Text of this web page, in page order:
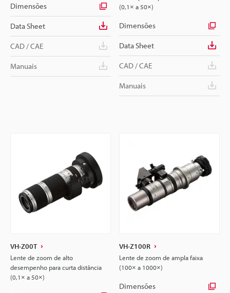
Dimensões
Data Sheet
CAD / CAE
Manuais
(0,1× a 50×)
Dimensões
Data Sheet
CAD / CAE
Manuais
VH-Z00T
Lente de zoom de alto
desempenho para curta distância
(0,1× a 50×)
VH-Z100R
Lente de zoom de ampla faixa
(100× a 1000×)
Dimensões